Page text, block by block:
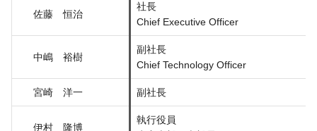
佐藤 恒治
社長
Chief Executive Officer
中嶋 裕樹
副社長
Chief Technology Officer
宮崎 洋一 副社長
伊村 隆博
執行役員